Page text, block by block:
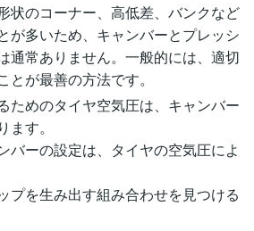
状のコーナー、高低差、バンクなど
が多いため、キャンバーとプレッシ
通常ありません。一般的には、適切
が最善の方法です。
ためのタイヤ空気圧は、キャンバー
す。
バーの設定は、タイヤの空気圧によ
プを生み出す組み合わせを見つける